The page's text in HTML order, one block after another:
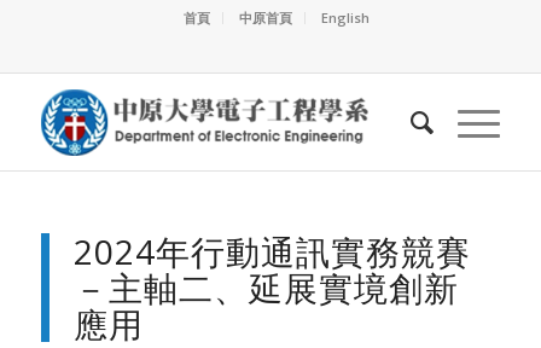
首頁 中原首頁 English
2024年行動通訊實務競賽
－主軸二、延展實境創新
應用